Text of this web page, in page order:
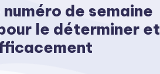
de semaine
le déterminer et